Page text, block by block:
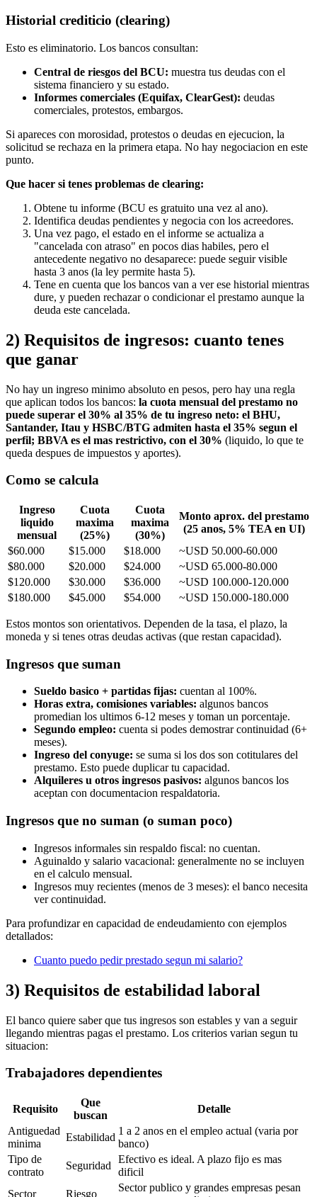
Historial crediticio (clearing)
Esto es eliminatorio. Los bancos consultan:
Central de riesgos del BCU: muestra tus deudas con el
sistema financiero y su estado.
Informes comerciales (Equifax, ClearGest): deudas
comerciales, protestos, embargos.
Si apareces con morosidad, protestos o deudas en ejecucion, la
solicitud se rechaza en la primera etapa. No hay negociacion en este
punto.
Que hacer si tenes problemas de clearing:
Obtene tu informe (BCU es gratuito una vez al ano).
Identifica deudas pendientes y negocia con los acreedores.
Una vez pago, el estado en el informe se actualiza a
"cancelada con atraso" en pocos dias habiles, pero el
antecedente negativo no desaparece: puede seguir visible
hasta 3 anos (la ley permite hasta 5).
Tene en cuenta que los bancos van a ver ese historial mientras
dure, y pueden rechazar o condicionar el prestamo aunque la
deuda este cancelada.
2) Requisitos de ingresos: cuanto tenes
que ganar
No hay un ingreso minimo absoluto en pesos, pero hay una regla
que aplican todos los bancos: la cuota mensual del prestamo no
puede superar el 30% al 35% de tu ingreso neto: el BHU,
Santander, Itau y HSBC/BTG admiten hasta el 35% segun el
perfil; BBVA es el mas restrictivo, con el 30% (liquido, lo que te
queda despues de impuestos y aportes).
Como se calcula
Ingreso
liquido
mensual
Cuota
maxima
(25%)
Cuota
maxima
(30%)
Monto aprox. del prestamo
(25 anos, 5% TEA en UI)
$60.000
$15.000 $18.000
~USD 50.000-60.000
$80.000
$20.000 $24.000
~USD 65.000-80.000
$120.000
$30.000 $36.000
~USD 100.000-120.000
$180.000
$45.000 $54.000 ~USD 150.000-180.000
Estos montos son orientativos. Dependen de la tasa, el plazo, la
moneda y si tenes otras deudas activas (que restan capacidad).
Ingresos que suman
Sueldo basico + partidas fijas: cuentan al 100%.
Horas extra, comisiones variables: algunos bancos
promedian los ultimos 6-12 meses y toman un porcentaje.
Segundo empleo: cuenta si podes demostrar continuidad (6+
meses).
Ingreso del conyuge: se suma si los dos son cotitulares del
prestamo. Esto puede duplicar tu capacidad.
Alquileres u otros ingresos pasivos: algunos bancos los
aceptan con documentacion respaldatoria.
Ingresos que no suman (o suman poco)
Ingresos informales sin respaldo fiscal: no cuentan.
Aguinaldo y salario vacacional: generalmente no se incluyen
en el calculo mensual.
Ingresos muy recientes (menos de 3 meses): el banco necesita
ver continuidad.
Para profundizar en capacidad de endeudamiento con ejemplos
detallados:
Cuanto puedo pedir prestado segun mi salario?
3) Requisitos de estabilidad laboral
El banco quiere saber que tus ingresos son estables y van a seguir
llegando mientras pagas el prestamo. Los criterios varian segun tu
situacion:
Trabajadores dependientes
Requisito
Que
buscan
Detalle
Antiguedad
minima
Estabilidad
1 a 2 anos en el empleo actual (varia por
banco)
Tipo de
contrato
Seguridad
Efectivo es ideal. A plazo fijo es mas
dificil
Sector
Riesgo
Sector publico y grandes empresas pesan